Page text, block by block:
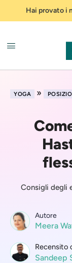
Hai provato i
YOGA »
Consigli degli
Autore
Meera
Recensito
Sandeep